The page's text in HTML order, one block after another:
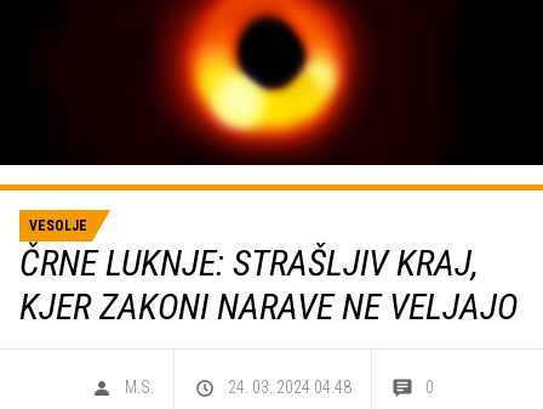
VESOLJE
ČRNE LUKNJE: STRAŠLJIV KRAJ,
KJER ZAKONI NARAVE NE VELJAJO
M.S. 24. 03. 2024 04.48 0